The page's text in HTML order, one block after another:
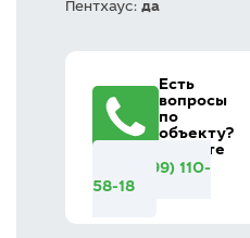
Пентхаус: да
Есть
вопросы
по
объекту?
Звоните
+7 (499) 110-
58-18